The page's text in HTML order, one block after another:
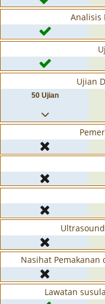
Analisis
Ujian
50 Ujian
Nasihat Pemakanan
Lawatan